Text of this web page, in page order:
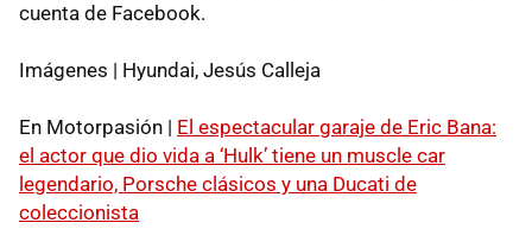
cuenta de Facebook.
Imágenes | Hyundai, Jesús Calleja
En Motorpasión | El espectacular garaje de Eric Bana:
el actor que dio vida a ‘Hulk’ tiene un muscle car
legendario, Porsche clásicos y una Ducati de
coleccionista